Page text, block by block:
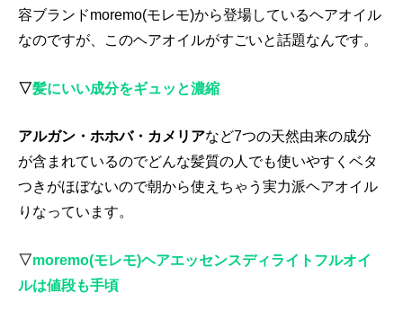
容ブランドmoremo(モレモ)から登場しているヘアオイル
なのですが、このヘアオイルがすごいと話題なんです。
▽髪にいい成分をギュッと濃縮
アルガン・ホホバ・カメリアなど7つの天然由来の成分
が含まれているのでどんな髪質の人でも使いやすくベタ
つきがほぼないので朝から使えちゃう実力派ヘアオイル
りなっています。
▽moremo(モレモ)ヘアエッセンスディライトフルオイ
ルは値段も手頃